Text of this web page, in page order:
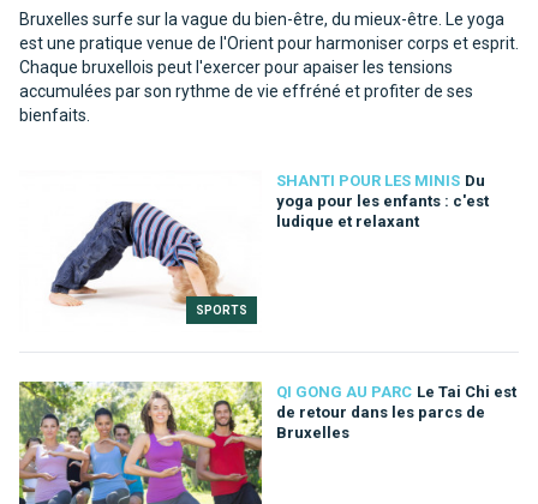
Bruxelles surfe sur la vague du bien-être, du mieux-être. Le yoga
est une pratique venue de l'Orient pour harmoniser corps et esprit.
Chaque bruxellois peut l'exercer pour apaiser les tensions
accumulées par son rythme de vie effréné et profiter de ses
bienfaits.
SPORTS
SHANTI POUR LES MINIS Du
yoga pour les enfants : c'est
ludique et relaxant
QI GONG AU PARC Le Tai Chi est
de retour dans les parcs de
Bruxelles